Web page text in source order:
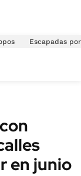
Escapadas
en junio